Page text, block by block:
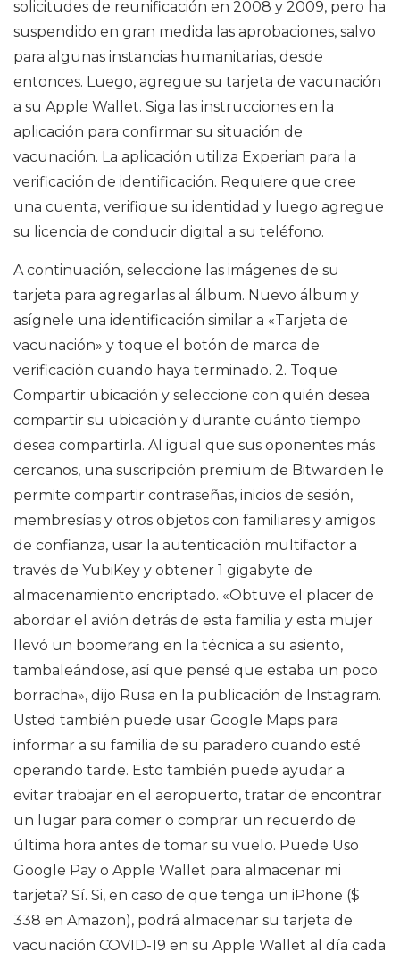
solicitudes de reunificación en 2008 y 2009, pero ha
suspendido en gran medida las aprobaciones, salvo
para algunas instancias humanitarias, desde
entonces. Luego, agregue su tarjeta de vacunación
a su Apple Wallet. Siga las instrucciones en la
aplicación para confirmar su situación de
vacunación. La aplicación utiliza Experian para la
verificación de identificación. Requiere que cree
una cuenta, verifique su identidad y luego agregue
su licencia de conducir digital a su teléfono.
A continuación, seleccione las imágenes de su
tarjeta para agregarlas al álbum. Nuevo álbum y
asígnele una identificación similar a «Tarjeta de
vacunación» y toque el botón de marca de
verificación cuando haya terminado. 2. Toque
Compartir ubicación y seleccione con quién desea
compartir su ubicación y durante cuánto tiempo
desea compartirla. Al igual que sus oponentes más
cercanos, una suscripción premium de Bitwarden le
permite compartir contraseñas, inicios de sesión,
membresías y otros objetos con familiares y amigos
de confianza, usar la autenticación multifactor a
través de YubiKey y obtener 1 gigabyte de
almacenamiento encriptado. «Obtuve el placer de
abordar el avión detrás de esta familia y esta mujer
llevó un boomerang en la técnica a su asiento,
tambaleándose, así que pensé que estaba un poco
borracha», dijo Rusa en la publicación de Instagram.
Usted también puede usar Google Maps para
informar a su familia de su paradero cuando esté
operando tarde. Esto también puede ayudar a
evitar trabajar en el aeropuerto, tratar de encontrar
un lugar para comer o comprar un recuerdo de
última hora antes de tomar su vuelo. Puede Uso
Google Pay o Apple Wallet para almacenar mi
tarjeta? Sí. Si, en caso de que tenga un iPhone ($
338 en Amazon), podrá almacenar su tarjeta de
vacunación COVID-19 en su Apple Wallet al día cada